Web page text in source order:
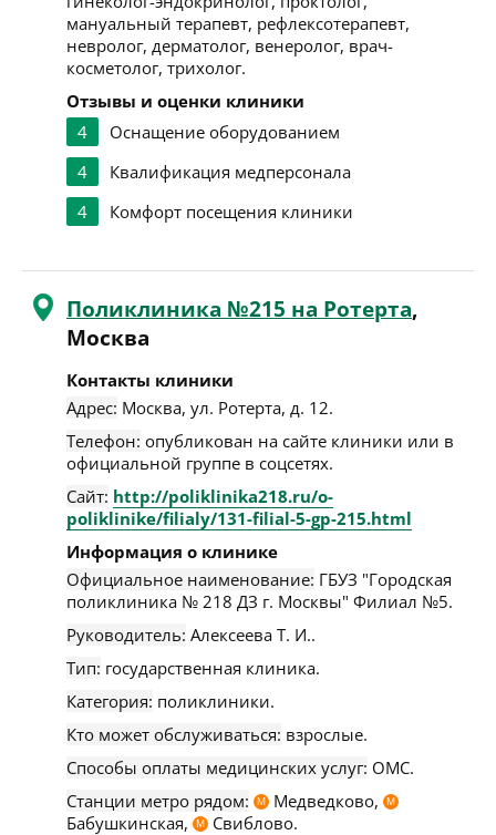
мануальный терапевт, рефлексотерапевт,
невролог, дерматолог, венеролог, врач-
косметолог, трихолог.
Отзывы и оценки клиники
4
Оснащение оборудованием
4
Квалификация медперсонала
4
Комфорт посещения клиники
Поликлиника №215 на Ротерта,
Москва
Контакты клиники
Адрес: Москва, ул. Ротерта, д. 12.
Телефон: опубликован на сайте клиники или в
официальной группе в соцсетях.
Сайт: http://poliklinika218.ru/o-
poliklinike/filialy/131-filial-5-gp-215.html
Информация о клинике
Официальное наименование: ГБУЗ "Городская
поликлиника № 218 ДЗ г. Москвы" Филиал №5.
Руководитель: Алексеева Т. И..
Тип: государственная клиника.
Категория: поликлиники.
Кто может обслуживаться: взрослые.
Способы оплаты медицинских услуг: ОМС.
Станции метро рядом:
М Медведково, М
Бабушкинская, М
Свиблово.